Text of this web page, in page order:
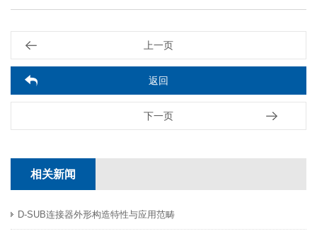
上一页
返回
下一页
相关新闻
D-SUB连接器外形构造特性与​应用范畴